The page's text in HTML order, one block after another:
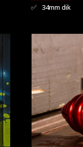
34mm dik